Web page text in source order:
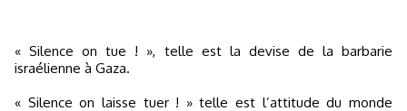
« Silence on tue ! », telle est la devise de la barbarie
israélienne à Gaza.
« Silence on laisse tuer ! » telle est l’attitude du monde